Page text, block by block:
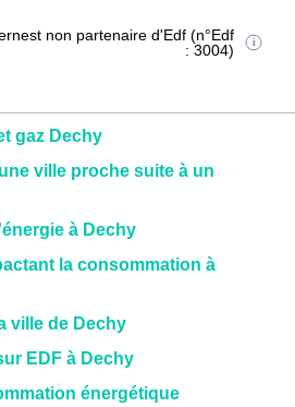
non partenaire d'Edf (n°Edf
: 3004)
gaz Dechy
ville proche suite à un
à Dechy
la consommation à
ville de Dechy
EDF à Dechy
énergétique